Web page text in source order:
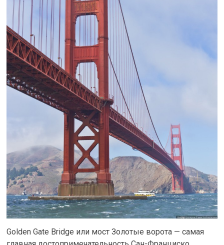
Golden Gate Bridge или мост Золотые ворота — самая